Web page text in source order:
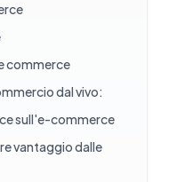
commerce
dal vivo:
sull'e-commerce
vantaggio dalle